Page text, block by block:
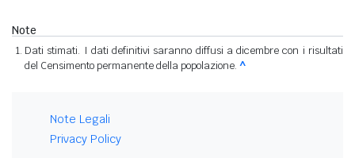
Note
Dati stimati. I dati definitivi saranno diffusi a dicembre con i risultati
del Censimento permanente della popolazione. ^
Note Legali
Privacy Policy